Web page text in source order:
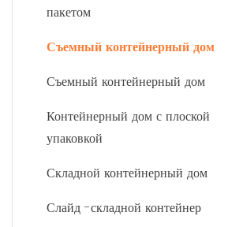
пакетом
Съемный контейнерный дом
Съемный контейнерный дом
Контейнерный дом с плоской
упаковкой
Складной контейнерный дом
Слайд -складной контейнер